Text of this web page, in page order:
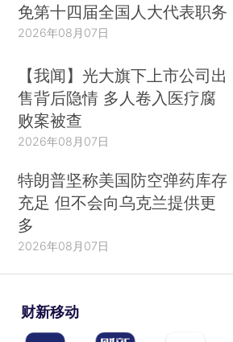
免第十四届全国人大代表职务
2026年08月07日
【我闻】光大旗下上市公司出
售背后隐情 多人卷入医疗腐
败案被查
2026年08月07日
特朗普坚称美国防空弹药库存
充足 但不会向乌克兰提供更
多
2026年08月07日
财新移动